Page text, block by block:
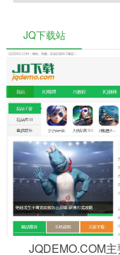
JQ下载站
JQDEMO.COM主